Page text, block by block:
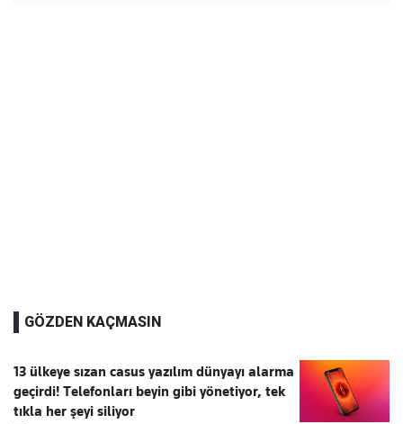
GÖZDEN KAÇMASIN
13 ülkeye sızan casus yazılım dünyayı alarma
geçirdi! Telefonları beyin gibi yönetiyor, tek
tıkla her şeyi siliyor